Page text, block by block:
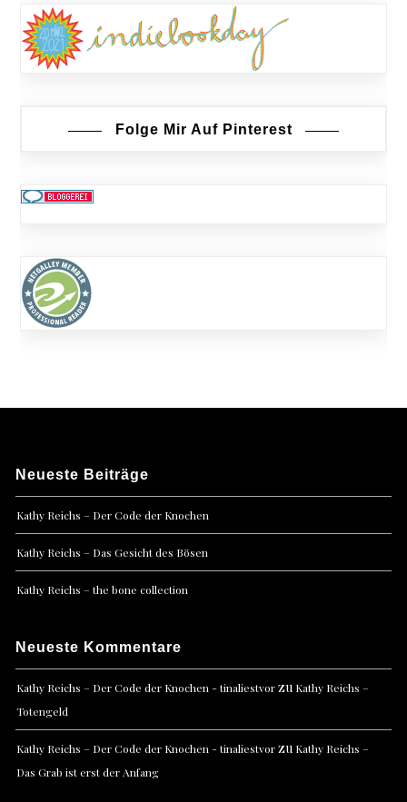
Folge Mir Auf Pinterest
Neueste Beiträge
Kathy Reichs – Der Code der Knochen
Kathy Reichs – Das Gesicht des Bösen
Kathy Reichs – the bone collection
Neueste Kommentare
Kathy Reichs – Der Code der Knochen - tinaliestvorzu Kathy Reichs –
Totengeld
Kathy Reichs – Der Code der Knochen - tinaliestvorzu Kathy Reichs –
Das Grab ist erst der Anfang